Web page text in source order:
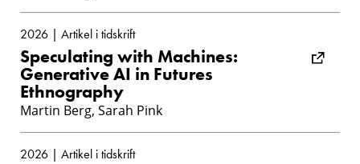
2026 | Artikel i tidskrift
Speculating with Machines:
Generative AI in Futures
Ethnography
Martin Berg, Sarah Pink
2026 | Artikel i tidskrift